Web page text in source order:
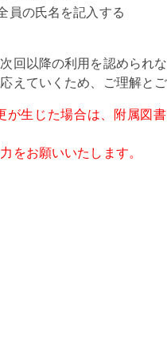
員の氏名を記入する
回以降の利用を認められ
えていくため、ご理解と
生じた場合は、附属図
をお願いいたします。